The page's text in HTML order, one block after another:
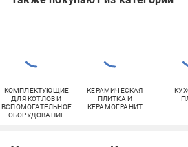
КОМПЛЕКТУЮЩИЕ
ДЛЯ КОТЛОВ И
ВСПОМОГАТЕЛЬНОЕ
ОБОРУДОВАНИЕ
КЕРАМИЧЕСКАЯ
ПЛИТКА И
КЕРАМОГРАНИТ